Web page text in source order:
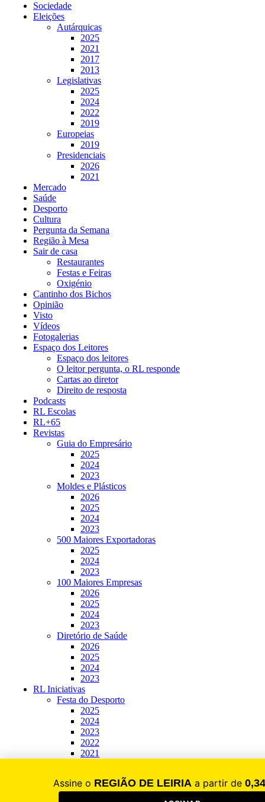
Sociedade
Eleições
Autárquicas
2025
2021
2017
2013
Legislativas
2025
2024
2022
2019
Europeias
2019
Presidenciais
2026
2021
Mercado
Saúde
Desporto
Cultura
Pergunta da Semana
Região à Mesa
Sair de casa
Restaurantes
Festas e Feiras
Oxigénio
Cantinho dos Bichos
Opinião
Visto
Vídeos
Fotogalerias
Espaço dos Leitores
Espaço dos leitores
O leitor pergunta, o RL responde
Cartas ao diretor
Direito de resposta
Podcasts
RL Escolas
RL+65
Revistas
Guia do Empresário
2025
2024
2023
Moldes e Plásticos
2026
2025
2024
2023
500 Maiores Exportadoras
2025
2024
2023
100 Maiores Empresas
2026
2025
2024
2023
Diretório de Saúde
2026
2025
2024
2023
RL Iniciativas
Festa do Desporto
2025
2024
2023
2022
2021
2025